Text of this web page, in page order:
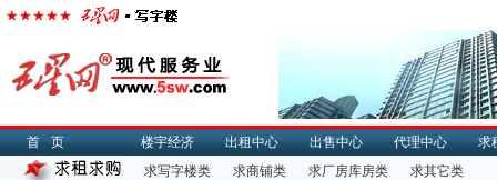
首页 楼宇经济 出租中心 出售中心 代理中心
求
求写字楼类
求商铺类 求厂房库房类 求其它类